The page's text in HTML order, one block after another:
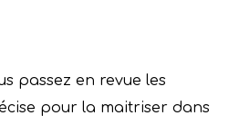
passez en revue les
pour la maitriser dans